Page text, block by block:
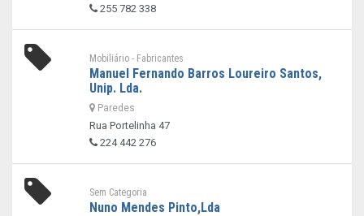
255 782 338
Mobiliário - Fabricantes
Manuel Fernando Barros Loureiro Santos,
Unip. Lda.
Paredes
Rua Portelinha 47
224 442 276
Sem Categoria
Nuno Mendes Pinto,Lda